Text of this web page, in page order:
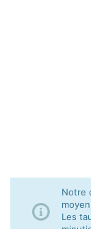
Notre
Les